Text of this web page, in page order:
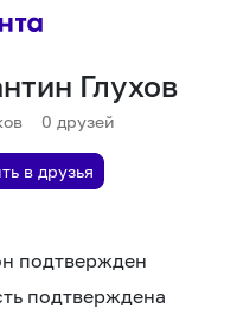
Глухов
0 друзей
в друзья
подтвержден
подтверждена